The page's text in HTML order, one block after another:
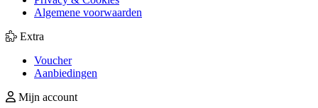
Algemene voorwaarden
Extra
Voucher
Aanbiedingen
Mijn account